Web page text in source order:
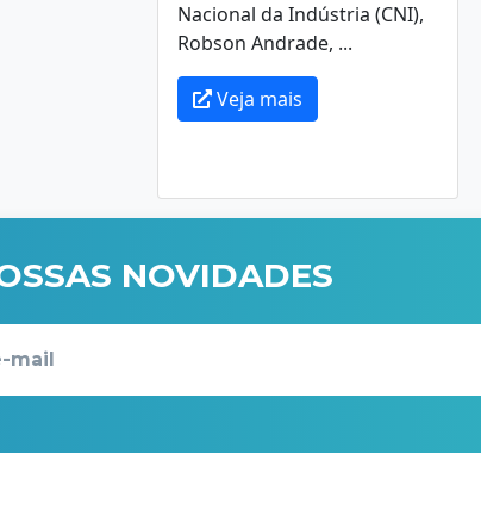
Nacional da Indústria (CNI),
Robson Andrade, ...
Veja mais
NOVIDADES